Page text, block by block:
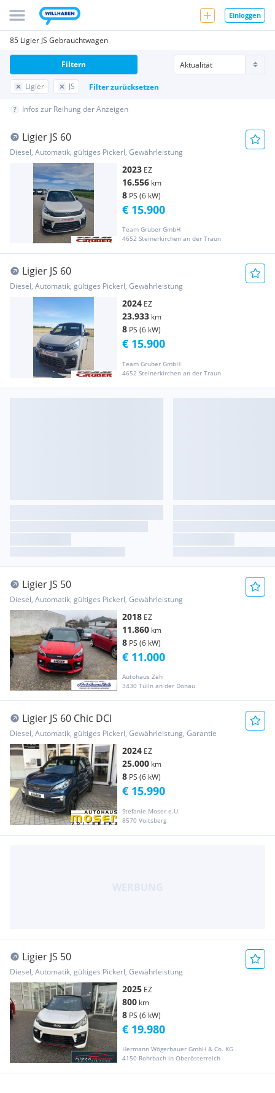
Einloggen
85 Ligier JS Gebrauchtwagen
Ligier JS Filter zurücksetzen
Filtern
Infos zur Reihung der Anzeigen
Ligier JS 60
Diesel, Automatik, gültiges Pickerl, Gewährleistung
2023 EZ
16.556 km
8 PS (6 kW)
Team Gruber GmbH
4652 Steinerkirchen an der Traun
€ 15.900
Ligier JS 60
Diesel, Automatik, gültiges Pickerl, Gewährleistung
2024 EZ
23.933 km
8 PS (6 kW)
Team Gruber GmbH
4652 Steinerkirchen an der Traun
€ 15.900
Ligier JS 50
Diesel, Automatik, gültiges Pickerl, Gewährleistung
2018 EZ
11.860 km
8 PS (6 kW)
Autohaus Zeh
3430 Tulln an der Donau
€ 11.000
Ligier JS 60 Chic DCI
Diesel, Automatik, gültiges Pickerl, Gewährleistung, Garantie
2024 EZ
25.000 km
8 PS (6 kW)
Stefanie Moser e.U.
8570 Voitsberg
€ 15.990
Ligier JS 50
Diesel, Automatik, gültiges Pickerl, Gewährleistung
2025 EZ
800 km
8 PS (6 kW)
Hermann Wögerbauer GmbH & Co. KG
4150 Rohrbach in Oberösterreich
€ 19.980